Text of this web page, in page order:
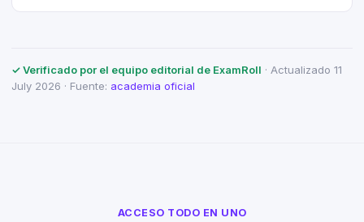
✓ Verificado por el equipo editorial de ExamRoll · Actualizado 11
July 2026 · Fuente: academia oficial
ACCESO TODO EN UNO